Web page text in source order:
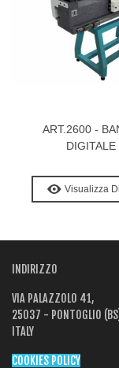
ART.2600 -
DIGITALE
Visualizza
INDIRIZZO
VIA PALAZZOLO 41,
25037 - PONTOGLIO
ITALY
COOKIES POLICY